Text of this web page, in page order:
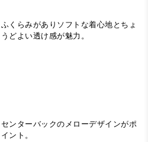
ふくらみがありソフトな着心地とちょ
うどよい透け感が魅力。
センターバックのメローデザインがポ
イント。